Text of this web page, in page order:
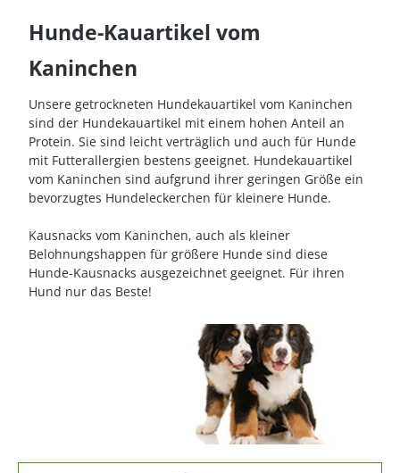
Hunde-Kauartikel vom
Kaninchen
Unsere getrockneten Hundekauartikel vom Kaninchen
sind der Hundekauartikel mit einem hohen Anteil an
Protein. Sie sind leicht verträglich und auch für Hunde
mit Futterallergien bestens geeignet. Hundekauartikel
vom Kaninchen sind aufgrund ihrer geringen Größe ein
bevorzugtes Hundeleckerchen für kleinere Hunde.
Kausnacks vom Kaninchen, auch als kleiner
Belohnungshappen für größere Hunde sind diese
Hunde-Kausnacks ausgezeichnet geeignet. Für ihren
Hund nur das Beste!